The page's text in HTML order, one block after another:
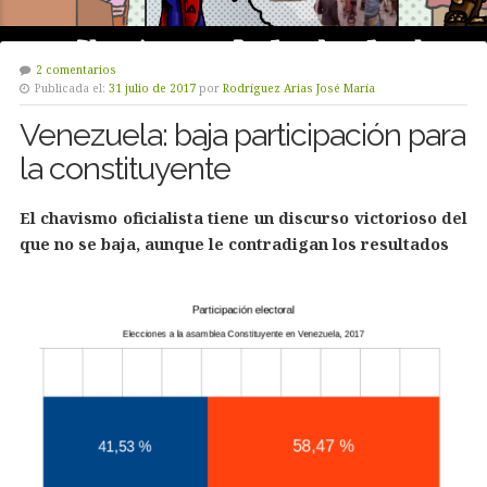
2 comentarios
Publicada el: 31 julio de 2017 por Rodríguez Arias José María
Venezuela: baja participación para
la constituyente
El chavismo oficialista tiene un discurso victorioso del
que no se baja, aunque le contradigan los resultados